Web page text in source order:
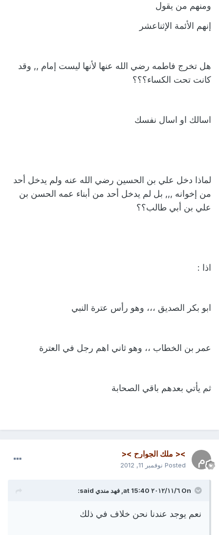
ومنهم من يقول
إنهم الأئمة الإثناعشر
هل تخرج فاطمه رضي الله عنها لأنها ليست إمام ,, وقد
كانت تحت الكساء؟؟؟
اسالك او اسال نفسك
لماذا دخل علي بن الحسين رضي الله عنه ولم يدخل أحد
من إخوانه ,,, بل لم يدخل أحد من أبناء عمه الحسن بن
علي بن أبي طالب؟؟
اذا :
ابو بكر الصديق ،،، وهو رأس عترة النبي
عمر بن الخطاب ،، وهو ثاني اهم رجل في العترة
ثم يأتي بعدهم باقي الصحابة
>< ملك الجوارح ><
Posted نوفمبر 11, 2012
On ٦‏/١١‏/٢٠١٢ at 15:40, فهد مندي said:
نعم يوجد عندنا نحن خلاف في ذلك